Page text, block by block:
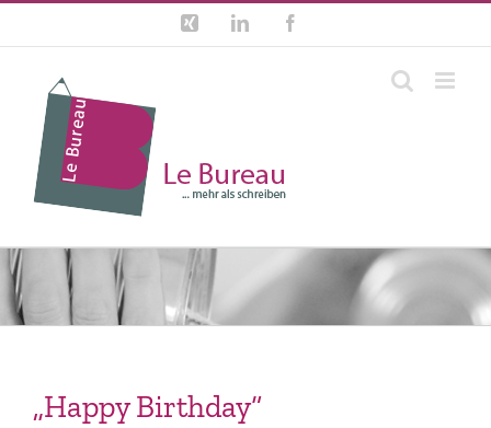
Zum
springen
Xing LinkedIn
„Happy Birthday“